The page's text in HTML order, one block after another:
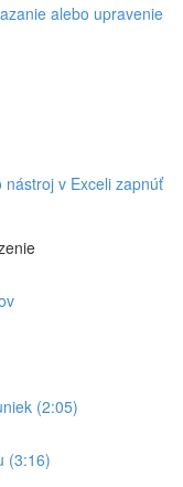
alebo upravenie
v Exceli zapnúť
(2:05)
(3:16)